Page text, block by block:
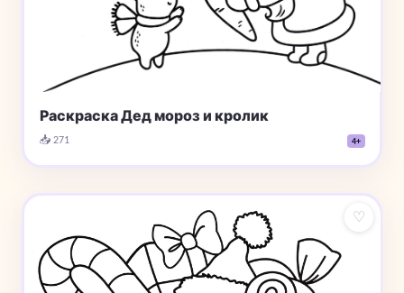
Раскраска Дед мороз и кролик
📥 271 4+
♡